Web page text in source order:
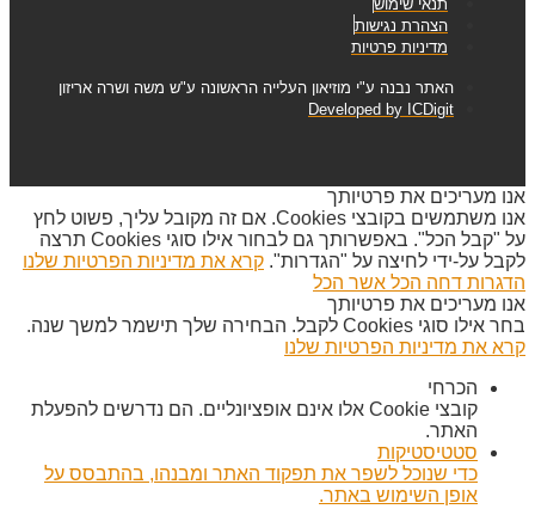
תנאי שימוש
הצהרת נגישות
מדיניות פרטיות
האתר נבנה ע"י מוזיאון העלייה הראשונה ע"ש משה ושרה אריזון
Developed by ICDigit
אנו מעריכים את פרטיותך
אנו משתמשים בקובצי Cookies. אם זה מקובל עליך, פשוט לחץ
על "קבל הכל". באפשרותך גם לבחור אילו סוגי Cookies תרצה
לקבל על-ידי לחיצה על "הגדרות". קרא את מדיניות הפרטיות שלנו
הדגרות דחה הכל אשר הכל
אנו מעריכים את פרטיותך
בחר אילו סוגי Cookies לקבל. הבחירה שלך תישמר למשך שנה.
קרא את מדיניות הפרטיות שלנו
הכרחי
קובצי Cookie אלו אינם אופציונליים. הם נדרשים להפעלת
האתר.
סטטיסטיקות
כדי שנוכל לשפר את תפקוד האתר ומבנהו, בהתבסס על
אופן השימוש באתר.